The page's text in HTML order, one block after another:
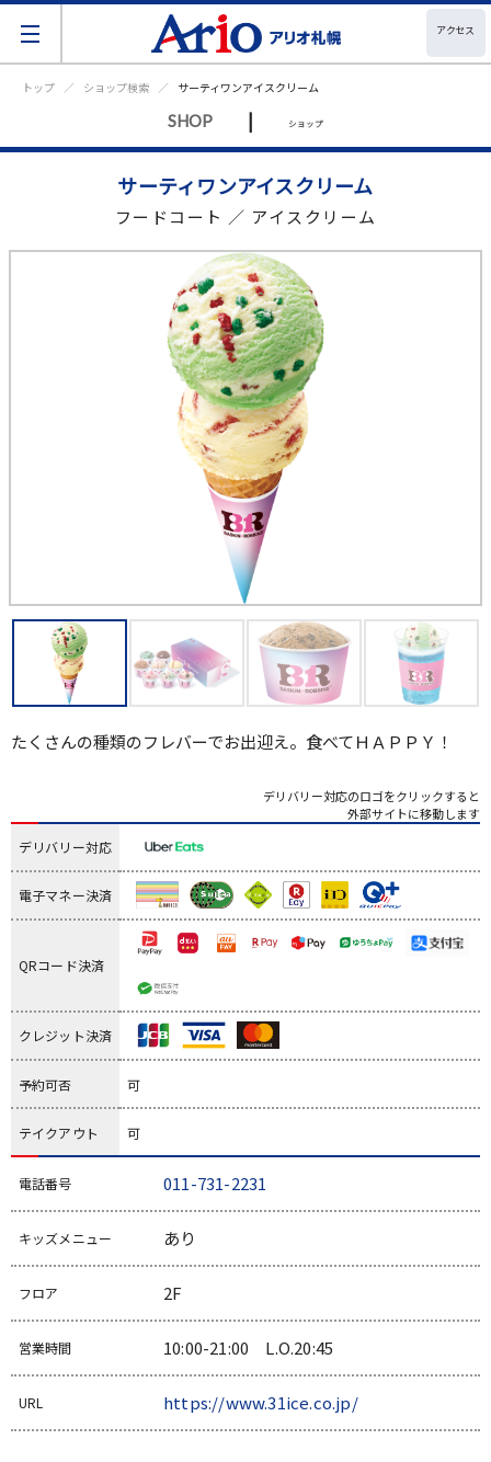
アクセス
トップ ショップ検索 サーティワンアイスクリーム
SHOP | ショップ
サーティワンアイスクリーム
フードコート ／ アイスクリーム
たくさんの種類のフレバーでお出迎え。食べてＨＡＰＰＹ！
デリバリー対応のロゴをクリックすると
外部サイトに移動します
デリバリー対応
電子マネー決済
QRコード決済
クレジット決済
予約可否 可
テイクアウト 可
電話番号 011-731-2231
キッズメニュー あり
フロア 2F
営業時間 10:00-21:00 L.O.20:45
URL https://www.31ice.co.jp/